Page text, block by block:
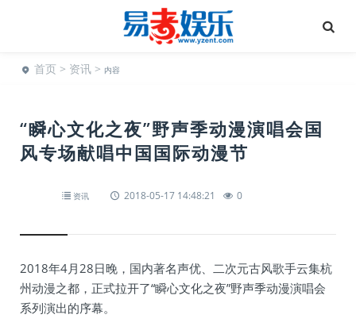
首页 > 资讯 > 内容
“瞬心文化之夜”野声季动漫演唱会国
风专场献唱中国国际动漫节
资讯 2018-05-17 14:48:21 0
2018年4月28日晚，国内著名声优、二次元古风歌手云集杭
州动漫之都，正式拉开了“瞬心文化之夜”野声季动漫演唱会
系列演出的序幕。